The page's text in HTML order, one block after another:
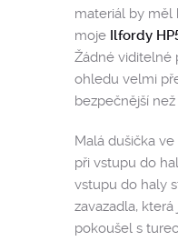
materiál by měl
moje Ilfordy
Žádné viditelné
ohledu velmi
bezpečnější
Malá dušička
při vstupu do
vstupu do haly
zavazadla,
pokoušel s